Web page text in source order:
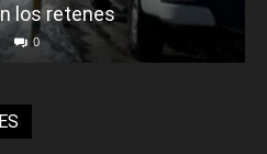
los retenes
0